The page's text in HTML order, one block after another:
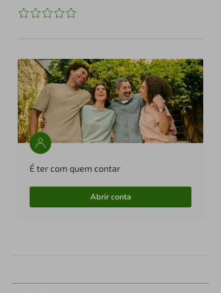
É ter com quem contar
Abrir conta